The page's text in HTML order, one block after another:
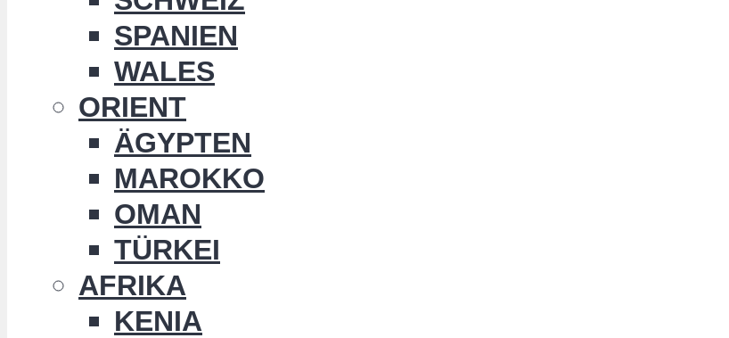
SPANIEN
WALES
ORIENT
ÄGYPTEN
MAROKKO
OMAN
TÜRKEI
AFRIKA
KENIA